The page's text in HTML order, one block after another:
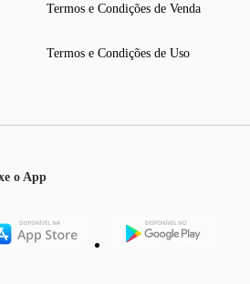
Termos e Condições de Venda
Termos e Condições de Uso
o App